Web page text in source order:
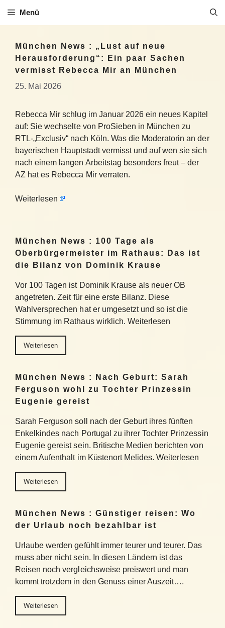
Inhalt
Menü
München News : „Lust auf neue
Herausforderung“: Ein paar Sachen
vermisst Rebecca Mir an München
25. Mai 2026
Rebecca Mir schlug im Januar 2026 ein neues Kapitel
auf: Sie wechselte von ProSieben in München zu
RTL-„Exclusiv“ nach Köln. Was die Moderatorin an der
bayerischen Hauptstadt vermisst und auf wen sie sich
nach einem langen Arbeitstag besonders freut – der
AZ hat es Rebecca Mir verraten.
Weiterlesen
München News : 100 Tage als
Oberbürgermeister im Rathaus: Das ist
die Bilanz von Dominik Krause
Vor 100 Tagen ist Dominik Krause als neuer OB
angetreten. Zeit für eine erste Bilanz. Diese
Wahlversprechen hat er umgesetzt und so ist die
Stimmung im Rathaus wirklich. Weiterlesen
Weiterlesen
München News : Nach Geburt: Sarah
Ferguson wohl zu Tochter Prinzessin
Eugenie gereist
Sarah Ferguson soll nach der Geburt ihres fünften
Enkelkindes nach Portugal zu ihrer Tochter Prinzessin
Eugenie gereist sein. Britische Medien berichten von
einem Aufenthalt im Küstenort Melides. Weiterlesen
Weiterlesen
München News : Günstiger reisen: Wo
der Urlaub noch bezahlbar ist
Urlaube werden gefühlt immer teurer und teurer. Das
muss aber nicht sein. In diesen Ländern ist das
Reisen noch vergleichsweise preiswert und man
kommt trotzdem in den Genuss einer Auszeit….
Weiterlesen